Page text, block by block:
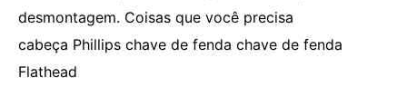
desmontagem. Coisas que você precisa
cabeça Phillips chave de fenda chave de fenda
Flathead